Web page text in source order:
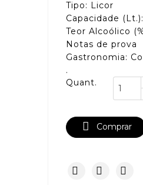
Tipo: Licor
Capacidade
Teor Alcoólico
Notas de prova
Gastronomia:
.
Quant.
 Comprar